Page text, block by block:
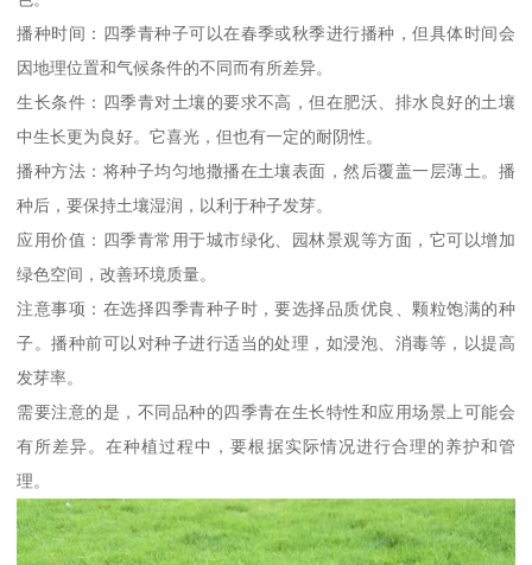
播种时间：四季青种子可以在春季或秋季进行播种，但具体时间会
因地理位置和气候条件的不同而有所差异。
生长条件：四季青对土壤的要求不高，但在肥沃、排水良好的土壤
中生长更为良好。它喜光，但也有一定的耐阴性。
播种方法：将种子均匀地撒播在土壤表面，然后覆盖一层薄土。播
种后，要保持土壤湿润，以利于种子发芽。
应用价值：四季青常用于城市绿化、园林景观等方面，它可以增加
绿色空间，改善环境质量。
注意事项：在选择四季青种子时，要选择品质优良、颗粒饱满的种
子。播种前可以对种子进行适当的处理，如浸泡、消毒等，以提高
发芽率。
需要注意的是，不同品种的四季青在生长特性和应用场景上可能会
有所差异。在种植过程中，要根据实际情况进行合理的养护和管
理。